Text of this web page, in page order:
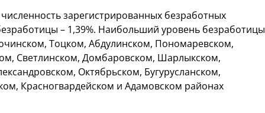
зарегистрированных безработных
– 1,39%. Наибольший уровень безработицы
Тоцком, Абдулинском, Пономаревском,
Светлинском, Домбаровском, Шарлыкском,
Октябрьском, Бугурусланском,
Красногвардейском и Адамовском районах